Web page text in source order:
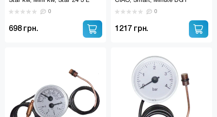
0
698 грн.
(R10024019)
0
1217 грн.